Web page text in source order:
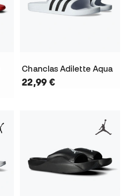
Chanclas Adilette Aqua
22,99 €